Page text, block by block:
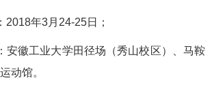
2018年3月24-25日；
安徽工业大学田径场（秀山校区）、马鞍
动馆。